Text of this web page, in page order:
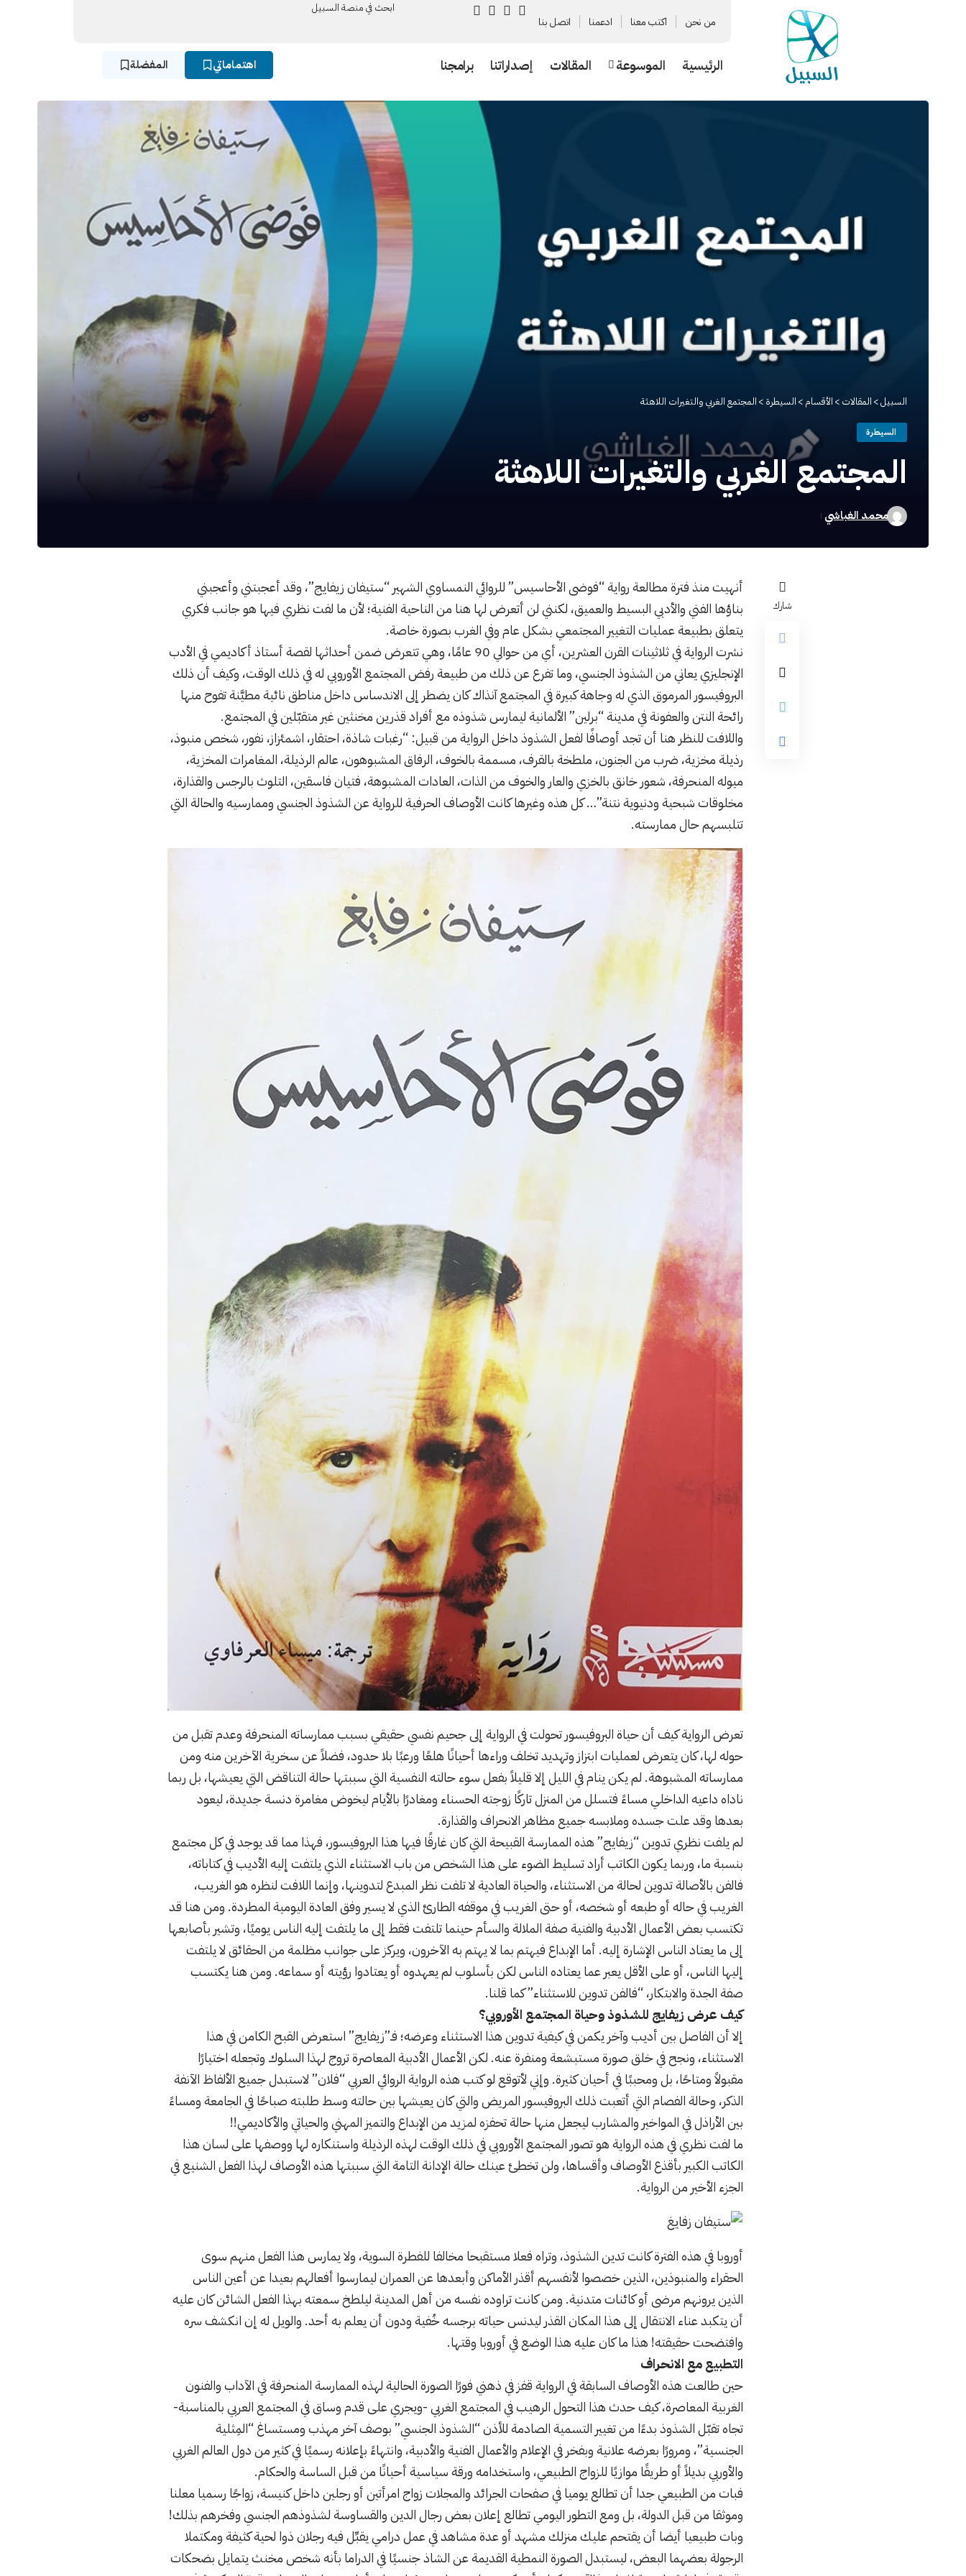
من نحن اكتب معنا ادعمنا اتصل بنا
ابحث في منصة السـبيل
الرئيسية الموسوعة المقالات إصداراتنا برامجنا اهتماماتي المفضلة
السبيل> المقالات > الأقسام > السيطرة > المجتمع الغربي والتغيرات اللاهثة
السيطرة
المجتمع الغربي والتغيرات اللاهثة
محمد الغباشي
شارك
أنهيت منذ فترة مطالعة رواية “فوضى الأحاسيس” للروائي النمساوي الشهير “ستيفان زيفايج”، وقد أعجبتني وأعجبني
بناؤها الفني والأدبي البسيط والعميق، لكنني لن أتعرض لها هنا من الناحية الفنية؛ لأن ما لفت نظري فيها هو جانب فكري
يتعلق بطبيعة عمليات التغيير المجتمعي بشكل عام وفي الغرب بصورة خاصة.
نشرت الرواية في ثلاثينات القرن العشرين، أي من حوالي 90 عامًا، وهي تتعرض ضمن أحداثها لقصة أستاذ أكاديمي في الأدب
الإنجليزي يعاني من الشذوذ الجنسي، وما تفرع عن ذلك من طبيعة رفض المجتمع الأوروبي له في ذلك الوقت، وكيف أن ذلك
البروفيسور المرموق الذي له وجاهة كبيرة في المجتمع آنذاك كان يضطر إلى الاندساس داخل مناطق نائية مطيَّنة تفوح منها
رائحة النتن والعفونة في مدينة “برلين” الألمانية ليمارس شذوذه مع أفراد قذرين مخنثين غير متقبّلين في المجتمع.
واللافت للنظر هنا أن تجد أوصافًا لفعل الشذوذ داخل الرواية من قبيل: “رغبات شاذة، احتقار، اشمئزاز، نفور، شخص منبوذ،
رذيلة مخزية، ضرب من الجنون، ملطخة بالقرف، مسممة بالخوف، الرفاق المشبوهون، عالم الرذيلة، المغامرات المخزية،
ميوله المنحرفة، شعور خانق بالخزي والعار والخوف من الذات، العادات المشبوهة، فتيان فاسقين، التلوث بالرجس والقذارة،
مخلوقات شبحية ودنيوية نتنة”… كل هذه وغيرها كانت الأوصاف الحرفية للرواية عن الشذوذ الجنسي وممارسيه والحالة التي
تتلبسهم حال ممارسته.
تعرض الرواية كيف أن حياة البروفيسور تحولت في الرواية إلى جحيم نفسي حقيقي بسبب ممارساته المنحرفة وعدم تقبل من
حوله لها، كان يتعرض لعمليات ابتزاز وتهديد تخلف وراءها أحيانًا هلعًا ورعبًا بلا حدود، فضلاً عن سخرية الآخرين منه ومن
ممارساته المشبوهة. لم يكن ينام في الليل إلا قليلاً بفعل سوء حالته النفسية التي سببتها حالة التناقض التي يعيشها، بل ربما
ناداه داعيه الداخلي مساءً فتسلل من المنزل تاركًا زوجته الحسناء ومغادرًا بالأيام ليخوض مغامرة دنسة جديدة، ليعود
بعدها وقد علت جسده وملابسه جميع مظاهر الانحراف والقذارة.
لم يلفت نظري تدوين “زيفايج” هذه الممارسة القبيحة التي كان غارقًا فيها هذا البروفيسور، فهذا مما قد يوجد في كل مجتمع
بنسبة ما، وربما يكون الكاتب أراد تسليط الضوء على هذا الشخص من باب الاستثناء الذي يلتفت إليه الأديب في كتاباته،
فالفن بالأصالة تدوين لحالة من الاستثناء، والحياة العادية لا تلفت نظر المبدع لتدوينها، وإنما اللافت لنظره هو الغريب،
الغريب في حاله أو طبعه أو شخصه، أو حتى الغريب في موقفه الطارئ الذي لا يسير وفق العادة اليومية المطردة. ومن هنا قد
تكتسب بعض الأعمال الأدبية والفنية صفة الملالة والسأم حينما تلتفت فقط إلى ما يلتفت إليه الناس يوميًا، وتشير بأصابعها
إلى ما يعتاد الناس الإشارة إليه. أما الإبداع فيهتم بما لا يهتم به الآخرون، ويركز على جوانب مظلمة من الحقائق لا يلتفت
إليها الناس، أو على الأقل يعبر عما يعتاده الناس لكن بأسلوب لم يعهدوه أو يعتادوا رؤيته أو سماعه. ومن هنا يكتسب
صفة الجدة والابتكار، “فالفن تدوين للاستثناء” كما قلنا.
كيف عرض زيفايج للشذوذ وحياة المجتمع الأوروبي؟
إلا أن الفاصل بين أديب وآخر يكمن في كيفية تدوين هذا الاستثناء وعرضه؛ فـ”زيفايج” استعرض القبح الكامن في هذا
الاستثناء، ونجح في خلق صورة مستبشعة ومنفرة عنه. لكن الأعمال الأدبية المعاصرة تروج لهذا السلوك وتجعله اختيارًا
مقبولاً ومتاحًا، بل ومحببًا في أحيان كثيرة. وإني لأتوقع لو كتب هذه الرواية الروائي العربي “فلان” لاستبدل جميع الألفاظ الآنفة
الذكر، وحالة الفصام التي أتعبت ذلك البروفيسور المريض والتي كان يعيشها بين حالته وسط طلبته صباحًا في الجامعة ومساءً
بين الأراذل في المواخير والمشارب ليجعل منها حالة تحفزه لمزيد من الإبداع والتميز المهني والحياتي والأكاديمي!!
ما لفت نظري في هذه الرواية هو تصور المجتمع الأوروبي في ذلك الوقت لهذه الرذيلة واستنكاره لها ووصفها على لسان هذا
الكاتب الكبير بأقذع الأوصاف وأقساها، ولن تخطئ عينك حالة الإدانة التامة التي سببتها هذه الأوصاف لهذا الفعل الشنيع في
الجزء الأخير من الرواية.
أوروبا في هذه الفترة كانت تدين الشذوذ، وتراه فعلا مستقبحا مخالفا للفطرة السوية، ولا يمارس هذا الفعل منهم سوى
الحقراء والمنبوذين، الذين خصصوا لأنفسهم أقذر الأماكن وأبعدها عن العمران ليمارسوا أفعالهم بعيدا عن أعين الناس
الذين يرونهم مرضى أو كائنات متدنية. ومن كانت تراوده نفسه من أهل المدينة ليلطخ سمعته بهذا الفعل الشائن كان عليه
أن يتكبد عناء الانتقال إلى هذا المكان القذر ليدنس حياته برجسه خُفية ودون أن يعلم به أحد. والويل له إن انكشف سره
وافتضحت حقيقته! هذا ما كان عليه هذا الوضع في أوروبا وقتها.
التطبيع مع الانحراف
حين طالعت هذه الأوصاف السابقة في الرواية قفز في ذهني فورًا الصورة الحالية لهذه الممارسة المنحرفة في الآداب والفنون
الغربية المعاصرة، كيف حدث هذا التحول الرهيب في المجتمع الغربي -ويجري على قدم وساق في المجتمع العربي بالمناسبة-
تجاه تقبّل الشذوذ بدءًا من تغيير التسمية الصادمة للأذن “الشذوذ الجنسي” بوصف آخر مهذب ومستساغ “المِثلية
الجنسية”، ومرورًا بعرضه علانية وبفخر في الإعلام والأعمال الفنية والأدبية، وانتهاءً بإعلانه رسميًا في كثير من دول العالم الغربي
والأوربي بديلاً أو طريقًا موازيًا للزواج الطبيعي، واستخدامه ورقة سياسية أحيانًا من قبل الساسة والحكام.
فبات من الطبيعي جدا أن تطالع يوميا في صفحات الجرائد والمجلات زواج امرأتين أو رجلين داخل كنيسة، زواجًا رسميا معلنا
وموثقا من قبل الدولة، بل ومع التطور اليومي تطالع إعلان بعض رجال الدين والقساوسة لشذوذهم الجنسي وفخرهم بذلك!
وبات طبيعيا أيضا أن يقتحم عليك منزلك مشهد أو عدة مشاهد في عمل درامي يقبِّل فيه رجلان ذوا لحية كثيفة ومكتملا
الرجولة بعضهما البعض، ليستبدل الصورة النمطية القديمة عن الشاذ جنسيًا في الدراما بأنه شخص مخنث يتمايل بضحكات